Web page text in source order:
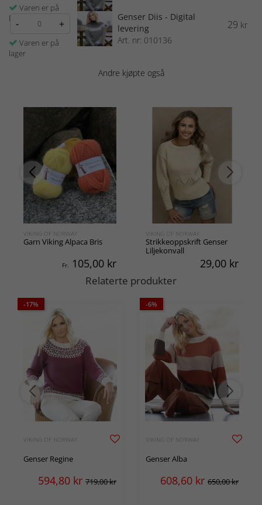
Varen er på
lager
- +
Varen er på
lager
Genser Diis - Digital
levering
Art. nr: 010136
29 kr
Andre kjøpte også
VIKING OF NORWAY
Garn Viking Alpaca Bris
Fr. 105,00 kr
VIKING OF NORWAY
Strikkeoppskrift Genser
Liljekonvall
29,00 kr
Relaterte produkter
-17%
VIKING OF NORWAY
Genser Regine
594,80 kr 719,00 kr
-6%
VIKING OF NORWAY
Genser Alba
608,60 kr 650,00 kr